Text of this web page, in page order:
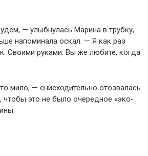
— улыбнулась Марина в трубку,
напоминала оскал. — Я как раз
Своими руками. Вы же любите, когда
мило, — снисходительно отозвалась
чтобы это не было очередное «эко-